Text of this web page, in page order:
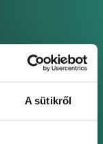
A sütikről